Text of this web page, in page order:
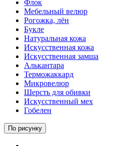
Флок
Мебельный велюр
Рогожка, лён
Букле
Натуральная кожа
Искусственная кожа
Искусственная замша
Алькантара
Терможаккард
Микровелюр
Шерсть для обивки
Искусственный мех
Гобелен
По рисунку